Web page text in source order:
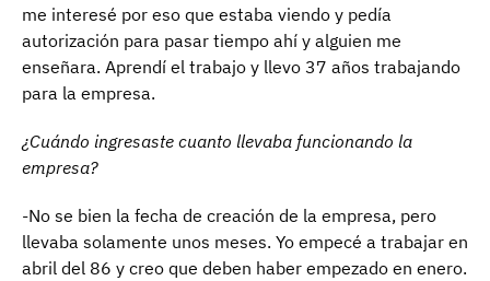
me interesé por eso que estaba viendo y pedía
autorización para pasar tiempo ahí y alguien me
enseñara. Aprendí el trabajo y llevo 37 años trabajando
para la empresa.
¿Cuándo ingresaste cuanto llevaba funcionando la
empresa?
-No se bien la fecha de creación de la empresa, pero
llevaba solamente unos meses. Yo empecé a trabajar en
abril del 86 y creo que deben haber empezado en enero.